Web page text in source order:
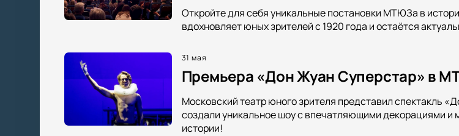
Откройте для себя уникальные постановки МТЮЗа в
вдохновляет юных зрителей с 1920 года и остаётся
31 мая
Премьера «Дон Жуан Суперстар» в
Московский театр юного зрителя представил спектакль
создали уникальное шоу с впечатляющими декорациями и
истории!